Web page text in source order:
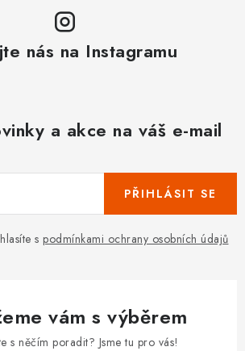
nás na Instagramu
a akce na váš e-mail
s podmínkami ochrany osobních údajů
PŘIHLÁSIT SE
vám s výběrem
s něčím poradit? Jsme tu pro vás!